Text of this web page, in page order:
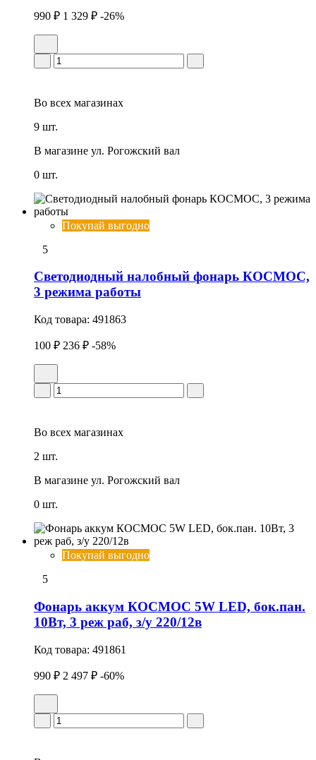
990 ₽ 1 329 ₽ -26%
Во всех магазинах
9 шт.
В магазине ул. Рогожский вал
0 шт.
Покупай выгодно
5
Светодиодный налобный фонарь КОСМОС,
3 режима работы
Код товара: 491863
100 ₽ 236 ₽ -58%
Во всех магазинах
2 шт.
В магазине ул. Рогожский вал
0 шт.
Покупай выгодно
5
Фонарь аккум КОСМОС 5W LED, бок.пан.
10Вт, 3 реж раб, з/у 220/12в
Код товара: 491861
990 ₽ 2 497 ₽ -60%